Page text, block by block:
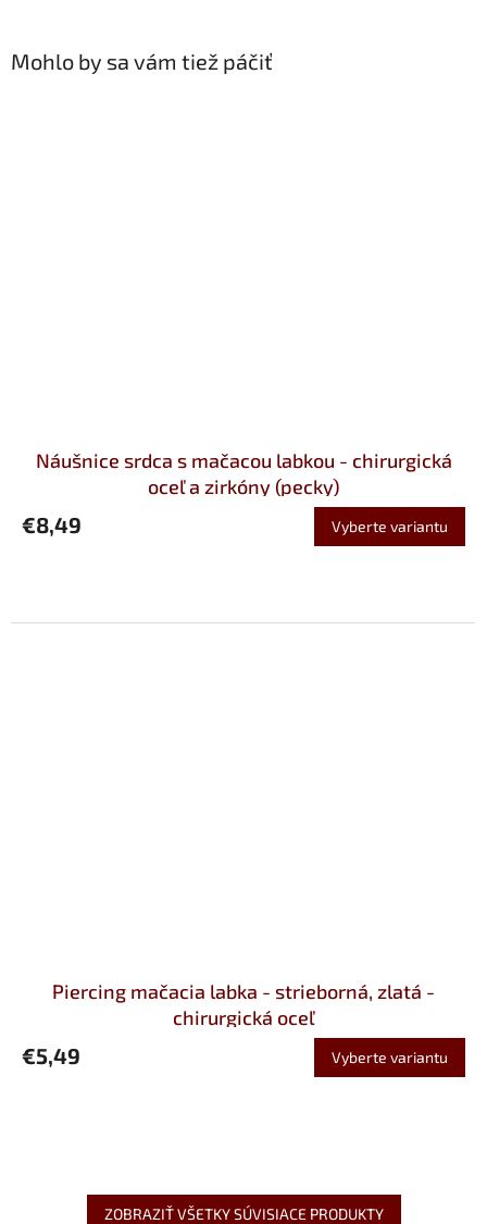
Mohlo by sa vám tiež páčiť
Náušnice srdca s mačacou labkou - chirurgická
oceľ a zirkóny (pecky)
€8,49 Vyberte variantu
Piercing mačacia labka - strieborná, zlatá -
chirurgická oceľ
€5,49 Vyberte variantu
ZOBRAZIŤ VŠETKY SÚVISIACE PRODUKTY